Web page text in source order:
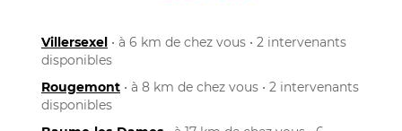
Villersexel • à 6 km de chez vous • 2 intervenants
disponibles
Rougemont • à 8 km de chez vous • 2 intervenants
disponibles